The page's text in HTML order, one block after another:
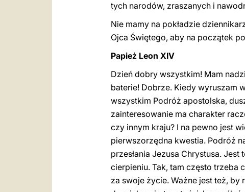
tych narodów, zraszanych i
Nie mamy na pokładzie
Ojca Świętego, aby na początek
Papież Leon XIV
Dzień dobry wszystkim! Mam
baterie! Dobrze. Kiedy wyruszam
wszystkim Podróż apostolska,
zainteresowanie ma charakter
czy innym kraju? I na pewno jest
pierwszorzędna kwestia. Podróż
przesłania Jezusa Chrystusa.
cierpieniu. Tak, tam często
za swoje życie. Ważne jest też,